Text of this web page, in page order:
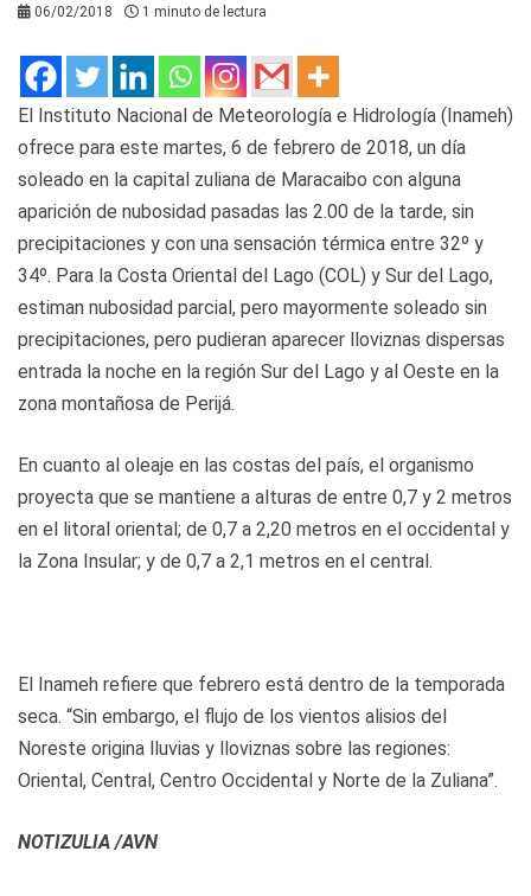
06/02/2018 1 minuto de lectura
El Instituto Nacional de Meteorología e Hidrología (Inameh)
ofrece para este martes, 6 de febrero de 2018, un día
soleado en la capital zuliana de Maracaibo con alguna
aparición de nubosidad pasadas las 2.00 de la tarde, sin
precipitaciones y con una sensación térmica entre 32º y
34º. Para la Costa Oriental del Lago (COL) y Sur del Lago,
estiman nubosidad parcial, pero mayormente soleado sin
precipitaciones, pero pudieran aparecer lloviznas dispersas
entrada la noche en la región Sur del Lago y al Oeste en la
zona montañosa de Perijá.
En cuanto al oleaje en las costas del país, el organismo
proyecta que se mantiene a alturas de entre 0,7 y 2 metros
en el litoral oriental; de 0,7 a 2,20 metros en el occidental y
la Zona Insular; y de 0,7 a 2,1 metros en el central.
El Inameh refiere que febrero está dentro de la temporada
seca. “Sin embargo, el flujo de los vientos alisios del
Noreste origina lluvias y lloviznas sobre las regiones:
Oriental, Central, Centro Occidental y Norte de la Zuliana”.
NOTIZULIA /AVN